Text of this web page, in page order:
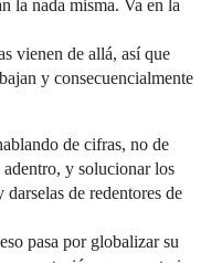
la nada misma. Va en la
vienen de allá, así que
y consecuencialmente
de cifras, no de
y solucionar los
de redentores de
pasa por globalizar su